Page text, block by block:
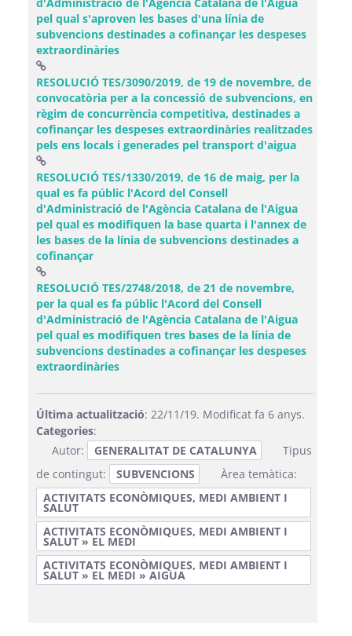
pel qual s'aproven les bases d'una línia de
subvencions destinades a cofinançar les despeses
extraordinàries(Obre una finestra nova)
RESOLUCIÓ TES/3090/2019, de 19 de novembre, de
convocatòria per a la concessió de subvencions, en
règim de concurrència competitiva, destinades a
cofinançar les despeses extraordinàries realitzades
pels ens locals i generades pel transport d'aigua(Obre
RESOLUCIÓ TES/1330/2019, de 16 de maig, per la
qual es fa públic l'Acord del Consell
d'Administració de l'Agència Catalana de l'Aigua
pel qual es modifiquen la base quarta i l'annex de
les bases de la línia de subvencions destinades a
cofinançar(Obre una finestra nova)
RESOLUCIÓ TES/2748/2018, de 21 de novembre,
per la qual es fa públic l'Acord del Consell
d'Administració de l'Agència Catalana de l'Aigua
pel qual es modifiquen tres bases de la línia de
subvencions destinades a cofinançar les despeses
extraordinàries(Obre una finestra nova)
Última actualització: 22/11/19. Modificat fa 6 anys.
Categories:
Autor:
GENERALITAT DE CATALUNYA
Tipus
de contingut:
SUBVENCIONS
Àrea temàtica:
ACTIVITATS ECONÒMIQUES, MEDI AMBIENT I
SALUT
ACTIVITATS ECONÒMIQUES, MEDI AMBIENT I
SALUT » EL MEDI
ACTIVITATS ECONÒMIQUES, MEDI AMBIENT I
SALUT » EL MEDI » AIGUA